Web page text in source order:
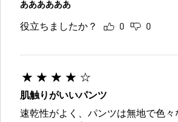
ああああああ
役立ちましたか？ 0 0
肌触りがいいパンツ
速乾性がよく、パンツは無地で色々